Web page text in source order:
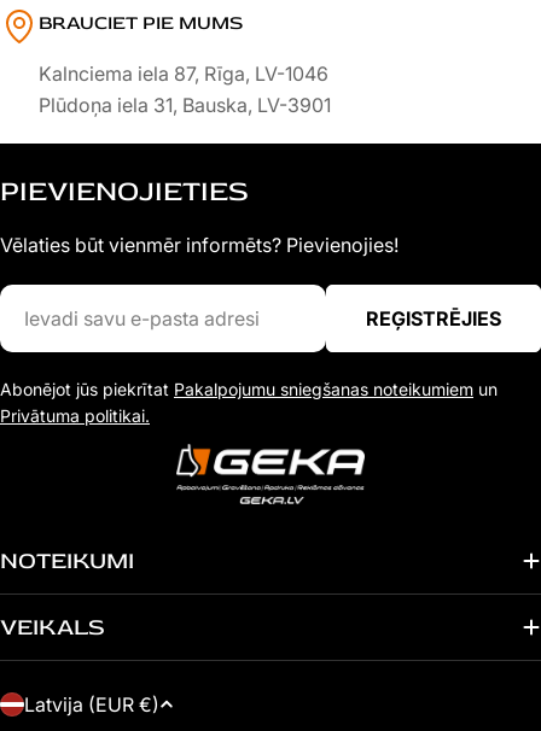
BRAUCIET PIE MUMS
Kalnciema iela 87, Rīga, LV-1046
Plūdoņa iela 31, Bauska, LV-3901
NOTEIKUMI
VEIKALS
PIEVIENOJIETIES
Vēlaties būt vienmēr informēts? Pievienojies!
Ievadi
savu
pasta
adresi
REĢISTRĒJIES
Abonējot jūs piekrītat Pakalpojumu sniegšanas noteikumiem un
Privātuma politikai.
V
Latvija (EUR €)